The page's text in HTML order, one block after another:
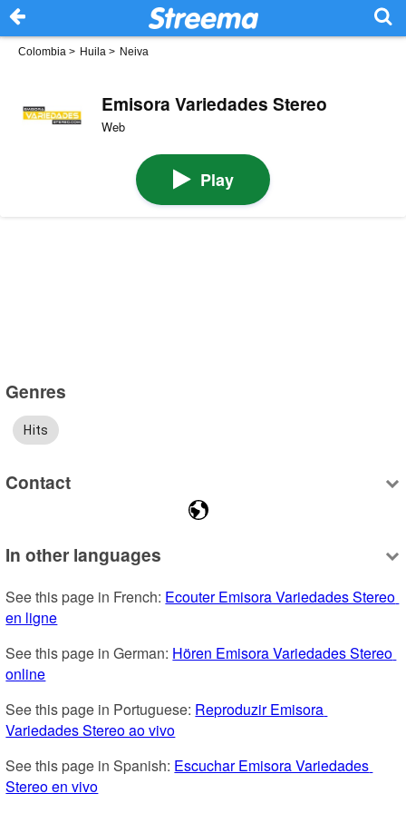
Colombia > Huila > Neiva
Emisora Variedades Stereo
Web
Play
Genres
Hits
Contact
In other languages
See this page in French: Ecouter Emisora Variedades Stereo
en ligne
See this page in German: Hören Emisora Variedades Stereo
online
See this page in Portuguese: Reproduzir Emisora
Variedades Stereo ao vivo
See this page in Spanish: Escuchar Emisora Variedades
Stereo en vivo